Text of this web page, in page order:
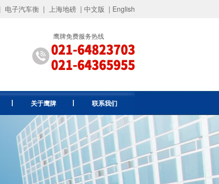
电子汽车衡 | 上海地磅 | 中文版 | English
鹰牌免费服务热线
关于鹰牌 联系我们